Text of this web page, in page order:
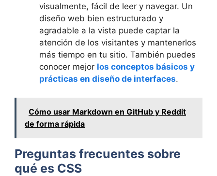
visualmente, fácil de leer y navegar. Un
diseño web bien estructurado y
agradable a la vista puede captar la
atención de los visitantes y mantenerlos
más tiempo en tu sitio. También puedes
conocer mejor los conceptos básicos y
prácticas en diseño de interfaces.
Cómo usar Markdown en GitHub y Reddit
de forma rápida
Preguntas frecuentes sobre
qué es CSS